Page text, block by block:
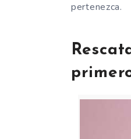
pertenezca.